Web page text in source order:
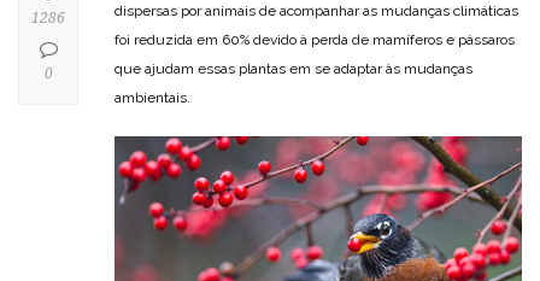
dispersas por animais de acompanhar as mudanças climáticas
foi reduzida em 60% devido à perda de mamíferos e pássaros
que ajudam essas plantas em se adaptar às mudanças
ambientais.
1286
0